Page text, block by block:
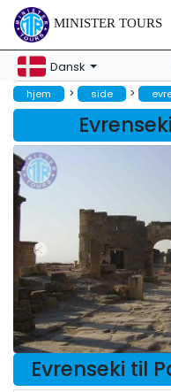
MINISTER TOURS
Dansk
hjem > side >
Evrenseki til